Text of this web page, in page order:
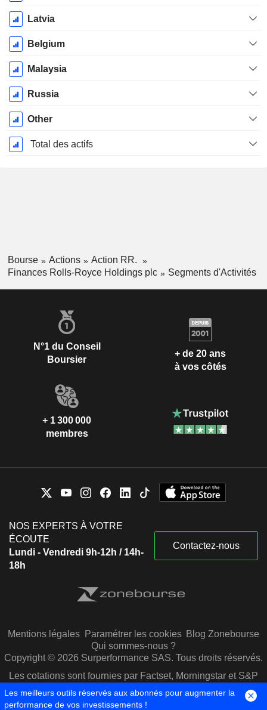
Latvia
Belgium
Malaysia
Russia
Other
Total des actifs
Bourse Actions
Action RR.
Finances Rolls-Royce Holdings plc
Segments d'Activités
N°1 du Conseil
Boursier
+ de 20 ans
à vos côtés
+ 1 300 000
membres
NOS EXPERTS À VOTRE
ÉCOUTE
Lundi - Vendredi 9h-12h / 14h-
18h
Contactez-nous
Mentions légales Paramétrer les cookies Blog Zonebourse
Qui sommes-nous ?
Copyright © 2026 Surperformance SAS. Tous droits réservés.
Les cotations sont fournies par Factset, Morningstar et S&P
Capital IQ
Les meilleurs outils réservés aux abonnés pour augmenter la
performance de vos investissements !